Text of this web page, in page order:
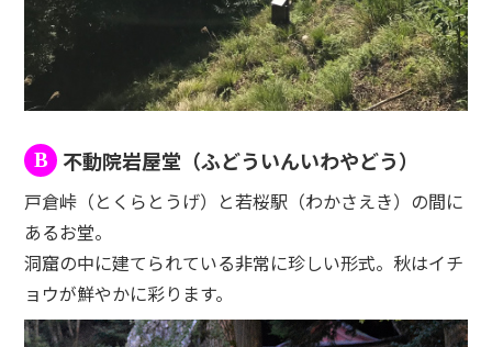
B 不動院岩屋堂（ふどういんいわやどう）
戸倉峠（とくらとうげ）と若桜駅（わかさえき）の間に
あるお堂。
洞窟の中に建てられている非常に珍しい形式。秋はイチ
ョウが鮮やかに彩ります。